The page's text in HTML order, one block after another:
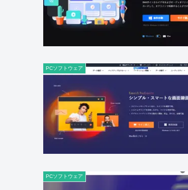
PCソフトウェア
PCソフトウェア